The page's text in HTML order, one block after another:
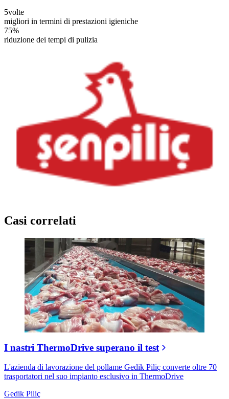
5volte
migliori in termini di prestazioni igieniche
75%
riduzione dei tempi di pulizia
Casi correlati
I nastri ThermoDrive superano il test
L'azienda di lavorazione del pollame Gedik Piliç converte oltre 70
trasportatori nel suo impianto esclusivo in ThermoDrive
Gedik Piliç